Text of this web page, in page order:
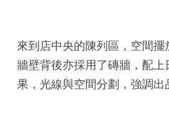
來到店中央的陳列區，空間擺
牆壁背後亦採用了磚牆，配
果，光線與空間分劃，強調出